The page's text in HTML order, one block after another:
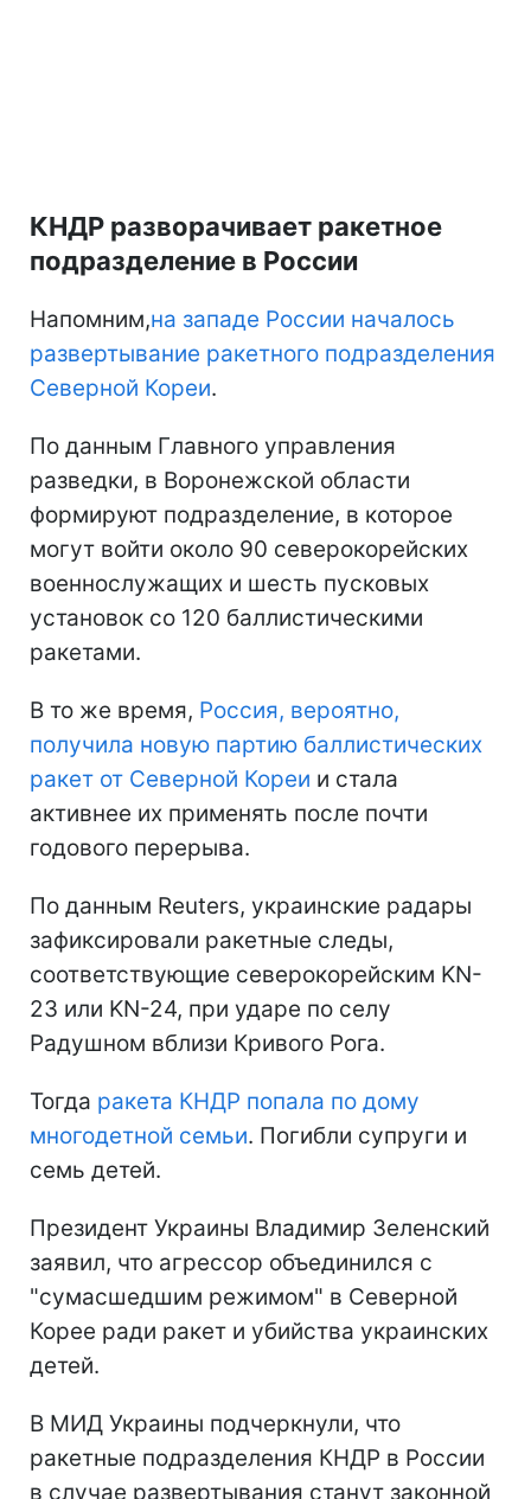
КНДР разворачивает ракетное
подразделение в России
Напомним,на западе России началось
развертывание ракетного подразделения
Северной Кореи.
По данным Главного управления
разведки, в Воронежской области
формируют подразделение, в которое
могут войти около 90 северокорейских
военнослужащих и шесть пусковых
установок со 120 баллистическими
ракетами.
В то же время, Россия, вероятно,
получила новую партию баллистических
ракет от Северной Кореи и стала
активнее их применять после почти
годового перерыва.
По данным Reuters, украинские радары
зафиксировали ракетные следы,
соответствующие северокорейским KN-
23 или KN-24, при ударе по селу
Радушном вблизи Кривого Рога.
Тогда ракета КНДР попала по дому
многодетной семьи. Погибли супруги и
семь детей.
Президент Украины Владимир Зеленский
заявил, что агрессор объединился с
"сумасшедшим режимом" в Северной
Корее ради ракет и убийства украинских
детей.
В МИД Украины подчеркнули, что
ракетные подразделения КНДР в России
в случае развертывания станут законной